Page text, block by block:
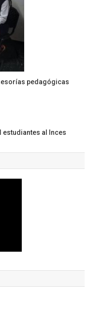
pedagógicas
estudiantes al Inces